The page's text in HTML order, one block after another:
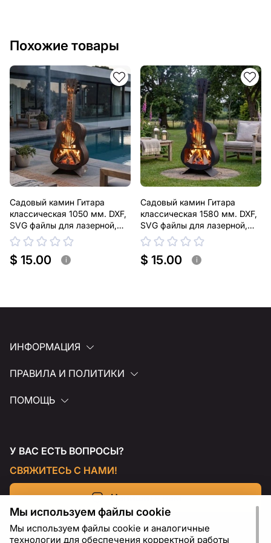
Похожие товары
Садовый камин Гитара
классическая 1050 мм. DXF,
SVG файлы для лазерной,
плазменной резки
$ 15.00 i
Садовый камин Гитара
классическая 1580 мм. DXF,
SVG файлы для лазерной,
плазменной резки
$ 15.00 i
ИНФОРМАЦИЯ
ПРАВИЛА И ПОЛИТИКИ
ПОМОЩЬ
У ВАС ЕСТЬ ВОПРОСЫ?
СВЯЖИТЕСЬ С НАМИ!
Напишите нам
Мы используем файлы cookie
Мы используем файлы cookie и аналогичные
технологии для обеспечения корректной работы